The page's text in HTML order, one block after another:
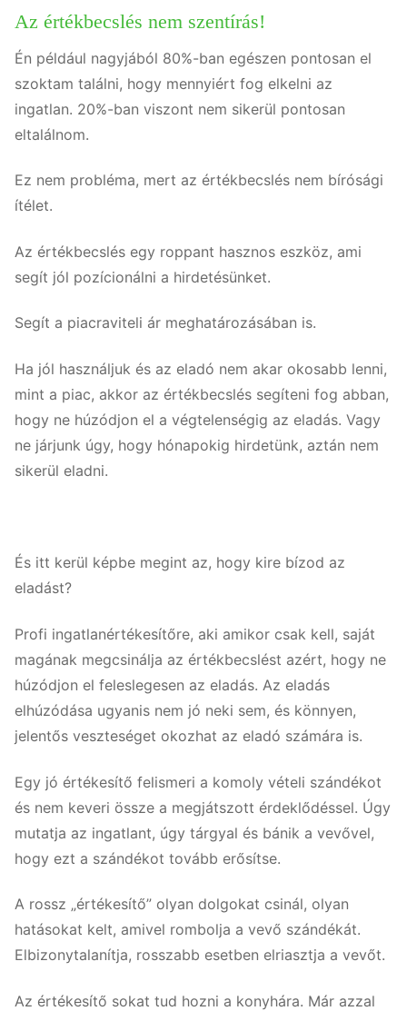
Az értékbecslés nem szentírás!
Én például nagyjából 80%-ban egészen pontosan el
szoktam találni, hogy mennyiért fog elkelni az
ingatlan. 20%-ban viszont nem sikerül pontosan
eltalálnom.
Ez nem probléma, mert az értékbecslés nem bírósági
ítélet.
Az értékbecslés egy roppant hasznos eszköz, ami
segít jól pozícionálni a hirdetésünket.
Segít a piacraviteli ár meghatározásában is.
Ha jól használjuk és az eladó nem akar okosabb lenni,
mint a piac, akkor az értékbecslés segíteni fog abban,
hogy ne húzódjon el a végtelenségig az eladás. Vagy
ne járjunk úgy, hogy hónapokig hirdetünk, aztán nem
sikerül eladni.
És itt kerül képbe megint az, hogy kire bízod az
eladást?
Profi ingatlanértékesítőre, aki amikor csak kell, saját
magának megcsinálja az értékbecslést azért, hogy ne
húzódjon el feleslegesen az eladás. Az eladás
elhúzódása ugyanis nem jó neki sem, és könnyen,
jelentős veszteséget okozhat az eladó számára is.
Egy jó értékesítő felismeri a komoly vételi szándékot
és nem keveri össze a megjátszott érdeklődéssel. Úgy
mutatja az ingatlant, úgy tárgyal és bánik a vevővel,
hogy ezt a szándékot tovább erősítse.
A rossz „értékesítő” olyan dolgokat csinál, olyan
hatásokat kelt, amivel rombolja a vevő szándékát.
Elbizonytalanítja, rosszabb esetben elriasztja a vevőt.
Az értékesítő sokat tud hozni a konyhára. Már azzal